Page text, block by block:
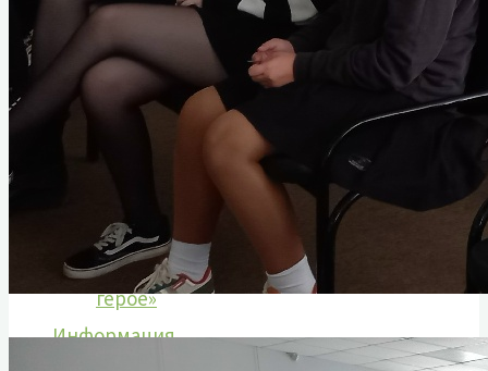
Мурашов Павел Романович
Сухих Николай Алексеевич
Назаровский тыл в годы войны
Статьи о ветеранах
Книга памяти
Воспоминания ветеранов
Аудиовизуальный проект «Расскажи о
герое»
Информация